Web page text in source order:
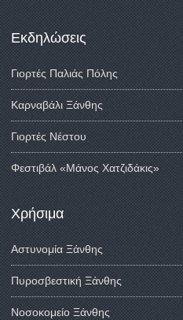
Εκδηλώσεις
Γιορτές Παλιάς Πόλης
Καρναβάλι Ξάνθης
Γιορτές Νέστου
Φεστιβάλ «Μάνος Χατζιδάκις»
Χρήσιμα
Αστυνομία Ξάνθης
Πυροσβεστική Ξάνθης
Νοσοκομείο Ξάνθης